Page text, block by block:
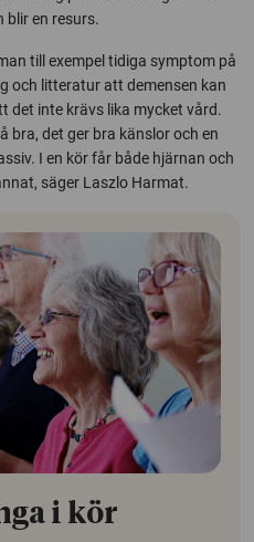
blir en resurs.
till exempel tidiga symptom på
och litteratur att demensen kan
det inte krävs lika mycket vård.
bra, det ger bra känslor och en
I en kör får både hjärnan och
säger Laszlo Harmat.
i kör